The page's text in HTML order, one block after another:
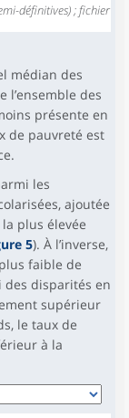
définitives) ; fichier
médian des
l’ensemble des
présente en
de pauvreté est
les
ajoutée
la plus élevée
5). À l’inverse,
faible de
des disparités en
supérieur
le taux de
à la